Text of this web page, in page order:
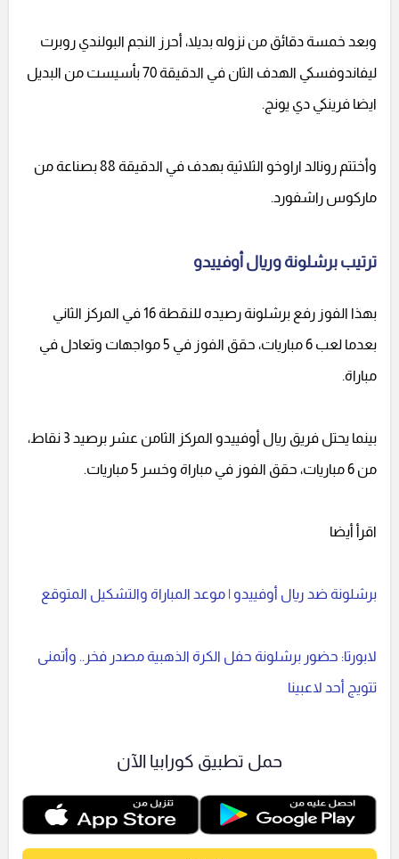
وبعد خمسة دقائق من نزوله بديلا، أحرز النجم البولندي روبرت
ليفاندوفسكي الهدف الثان في الدقيقة 70 بأسيست من البديل
ايضا فرينكي دي يونج.
وأختتم رونالد اراوخو الثلاثية بهدف في الدقيقة 88 بصناعة من
ماركوس راشفورد.
ترتيب برشلونة وريال أوفييدو
بهذا الفوز رفع برشلونة رصيده للنقطة 16 في المركز الثاني
بعدما لعب 6 مباريات، حقق الفوز في 5 مواجهات وتعادل في
مباراة.
بينما يحتل فريق ريال أوفييدو المركز الثامن عشر برصيد 3 نقاط،
من 6 مباريات، حقق الفوز في مباراة وخسر 5 مباريات.
اقرأ أيضا
برشلونة ضد ريال أوفييدو | موعد المباراة والتشكيل المتوقع
لابورتا: حضور برشلونة حفل الكرة الذهبية مصدر فخر.. وأتمنى
تتويج أحد لاعبينا
حمل تطبيق كورابيا الآن